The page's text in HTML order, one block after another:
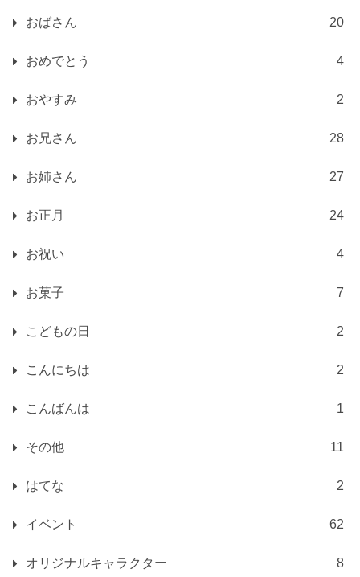
おばさん 20
おめでとう 4
おやすみ 2
お兄さん 28
お姉さん 27
お正月 24
お祝い 4
お菓子 7
こどもの日 2
こんにちは 2
こんばんは 1
その他 11
はてな 2
イベント 62
オリジナルキャラクター 8